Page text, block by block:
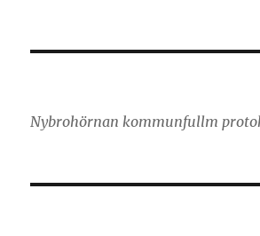
Nybrohörnan kommunfullm